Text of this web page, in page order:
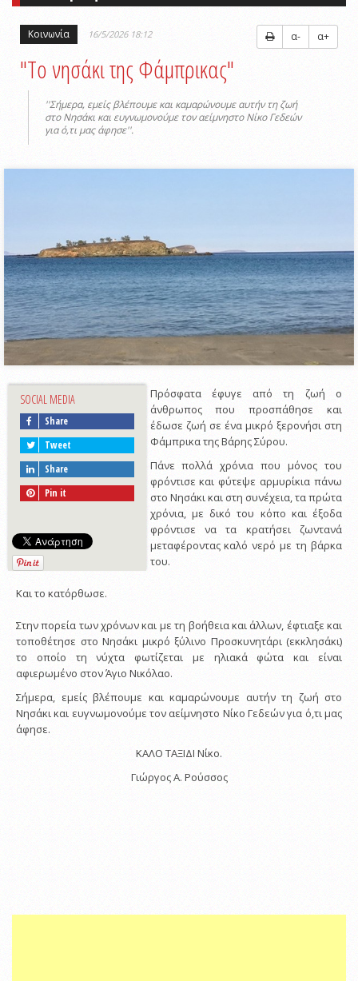
Κοινωνία 16/5/2026 18:12 α- α+
"Το νησάκι της Φάμπρικας"
''Σήμερα, εμείς βλέπουμε και καμαρώνουμε αυτήν τη ζωή
στο Νησάκι και ευγνωμονούμε τον αείμνηστο Νίκο Γεδεών
για ό,τι μας άφησε''.
SOCIAL MEDIA
Share
Tweet
Share
Pin it
Πρόσφατα έφυγε από τη ζωή ο
άνθρωπος που προσπάθησε και
έδωσε ζωή σε ένα μικρό ξερονήσι στη
Φάμπρικα της Βάρης Σύρου.
Πάνε πολλά χρόνια που μόνος του
φρόντισε και φύτεψε αρμυρίκια πάνω
στο Νησάκι και στη συνέχεια, τα πρώτα
χρόνια, με δικό του κόπο και έξοδα
φρόντισε να τα κρατήσει ζωντανά
μεταφέροντας καλό νερό με τη βάρκα
του.
Και το κατόρθωσε.
Στην πορεία των χρόνων και με τη βοήθεια και άλλων, έφτιαξε και
τοποθέτησε στο Νησάκι μικρό ξύλινο Προσκυνητάρι (εκκλησάκι)
το οποίο τη νύχτα φωτίζεται με ηλιακά φώτα και είναι
αφιερωμένο στον Άγιο Νικόλαο.
Σήμερα, εμείς βλέπουμε και καμαρώνουμε αυτήν τη ζωή στο
Νησάκι και ευγνωμονούμε τον αείμνηστο Νίκο Γεδεών για ό,τι μας
άφησε.
ΚΑΛΟ ΤΑΞΙΔΙ Νίκο.
Γιώργος Α. Ρούσσος